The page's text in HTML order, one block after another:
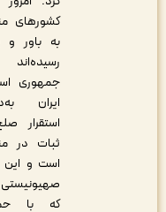
کشورهای منطقه
به باور و یقین
رسیده‌اند که
جمهوری اسلامی
ایران به‌دنبال
استقرار صلح و
ثبات در منطقه
است و این رژیم
صهیونیستی است
که با حمایت